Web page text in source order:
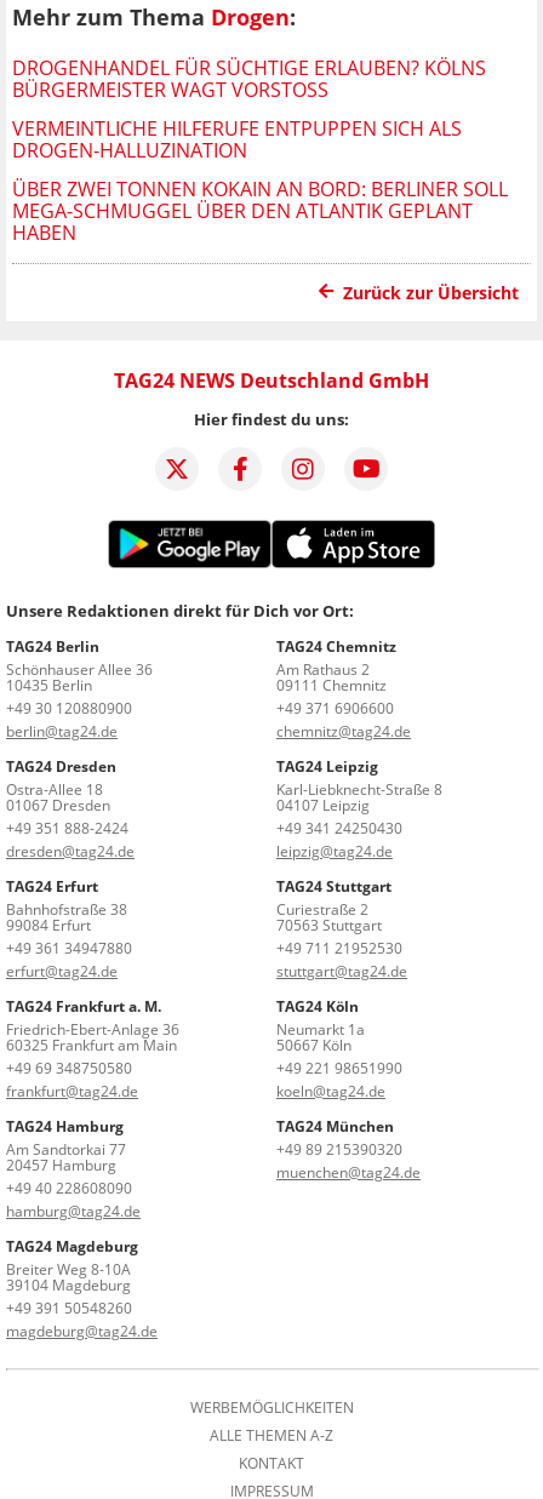
Mehr zum Thema Drogen:
DROGENHANDEL FÜR SÜCHTIGE ERLAUBEN? KÖLNS
BÜRGERMEISTER WAGT VORSTOSS
VERMEINTLICHE HILFERUFE ENTPUPPEN SICH ALS
DROGEN-HALLUZINATION
ÜBER ZWEI TONNEN KOKAIN AN BORD: BERLINER SOLL
MEGA-SCHMUGGEL ÜBER DEN ATLANTIK GEPLANT
HABEN
Zurück zur Übersicht
TAG24 NEWS Deutschland GmbH
Hier findest du uns:
Unsere Redaktionen direkt für Dich vor Ort:
TAG24 Berlin
Schönhauser Allee 36
10435 Berlin
+49 30 120880900
berlin@tag24.de
TAG24 Chemnitz
Am Rathaus 2
09111 Chemnitz
+49 371 6906600
chemnitz@tag24.de
TAG24 Dresden
Ostra-Allee 18
01067 Dresden
+49 351 888-2424
dresden@tag24.de
TAG24 Leipzig
Karl-Liebknecht-Straße 8
04107 Leipzig
+49 341 24250430
leipzig@tag24.de
TAG24 Erfurt
Bahnhofstraße 38
99084 Erfurt
+49 361 34947880
erfurt@tag24.de
TAG24 Stuttgart
Curiestraße 2
70563 Stuttgart
+49 711 21952530
stuttgart@tag24.de
TAG24 Frankfurt a. M.
Friedrich-Ebert-Anlage 36
60325 Frankfurt am Main
+49 69 348750580
frankfurt@tag24.de
TAG24 Köln
Neumarkt 1a
50667 Köln
+49 221 98651990
koeln@tag24.de
TAG24 Hamburg
Am Sandtorkai 77
20457 Hamburg
+49 40 228608090
hamburg@tag24.de
TAG24 München
+49 89 215390320
muenchen@tag24.de
TAG24 Magdeburg
Breiter Weg 8-10A
39104 Magdeburg
+49 391 50548260
magdeburg@tag24.de
WERBEMÖGLICHKEITEN
ALLE THEMEN A-Z
KONTAKT
IMPRESSUM